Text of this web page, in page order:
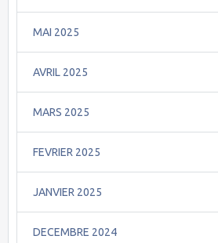
MAI 2025
AVRIL 2025
MARS 2025
FEVRIER 2025
JANVIER 2025
DECEMBRE 2024